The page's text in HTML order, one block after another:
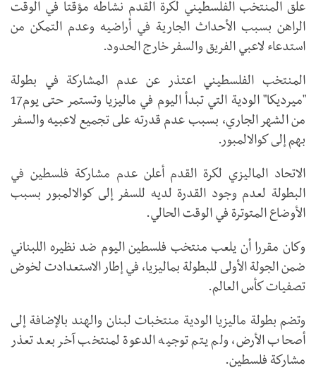
علق المنتخب الفلسطيني لكرة القدم نشاطه مؤقتا في الوقت
الراهن بسبب الأحداث الجارية في أراضيه وعدم التمكن من
استدعاء لاعبي الفريق والسفر خارج الحدود.
المنتخب الفلسطيني اعتذر عن عدم المشاركة في بطولة
"ميرديكا" الودية التي تبدأ اليوم في ماليزيا وتستمر حتى يوم17
من الشهر الجاري، بسبب عدم قدرته على تجميع لاعبيه والسفر
بهم إلى كوالالمبور.
الاتحاد الماليزي لكرة القدم أعلن عدم مشاركة فلسطين في
البطولة لعدم وجود القدرة لديه للسفر إلى كوالالمبور بسبب
الأوضاع المتوترة في الوقت الحالي.
وكان مقررا أن يلعب منتخب فلسطين اليوم ضد نظيره اللبناني
ضمن الجولة الأولى للبطولة بماليزيا، في إطار الاستعدادت لخوض
تصفيات كأس العالم.
وتضم بطولة ماليزيا الودية منتخبات لبنان والهند بالإضافة إلى
أصحاب الأرض، ولم يتم توجيه الدعوة لمنتخب آخر بعد تعذر
مشاركة فلسطين.